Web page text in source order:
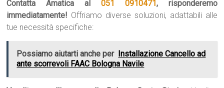
Contatta Amatica al 051 0910471, risponderemo
immediatamente! Offriamo diverse soluzioni, adattabili alle
tue necessità specifiche:
Possiamo aiutarti anche per Installazione Cancello ad
ante scorrevoli FAAC Bologna Navile